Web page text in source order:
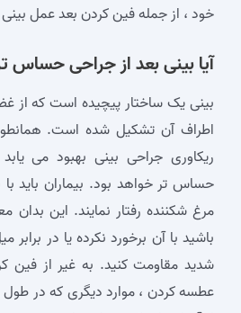
خود ، از جمله فین کردن بعد عمل
آیا بینی بعد از جراحی حساس
بینی یک ساختار پیچیده است که از
اطراف آن تشکیل شده است.
ریکاوری جراحی بینی بهبود می
حساس تر خواهد بود. بیماران باید
مرغ شکننده رفتار نمایند. این
باشید با آن برخورد نکرده یا در
شدید مقاومت کنید. به غیر از فین
عطسه کردن ، موارد دیگری که در طول